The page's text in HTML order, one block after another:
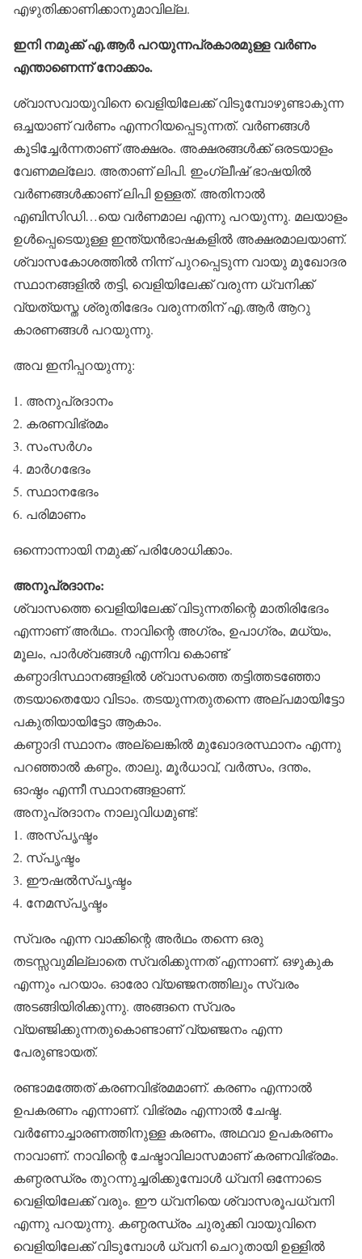
എഴുതിക്കാണിക്കാനുമാവില്ല.
ഇനി നമുക്ക് എ.ആര്‍ പറയുന്നപ്രകാരമുള്ള വര്‍ണം
എന്താണെന്ന് നോക്കാം.
ശ്വാസവായുവിനെ വെളിയിലേക്ക് വിടുമ്പോഴുണ്ടാകുന്ന
ഒച്ചയാണ് വര്‍ണം എന്നറിയപ്പെടുന്നത്. വര്‍ണങ്ങള്‍
കൂടിച്ചേര്‍ന്നതാണ് അക്ഷരം. അക്ഷരങ്ങള്‍ക്ക് ഒരടയാളം
വേണമല്ലോ. അതാണ് ലിപി. ഇംഗ്ലീഷ് ഭാഷയില്‍
വര്‍ണങ്ങള്‍ക്കാണ് ലിപി ഉള്ളത്. അതിനാല്‍
എബിസിഡി…യെ വര്‍ണമാല എന്നു പറയുന്നു. മലയാളം
ഉള്‍പ്പെടെയുള്ള ഇന്ത്യന്‍ഭാഷകളില്‍ അക്ഷരമാലയാണ്.
ശ്വാസകോശത്തില്‍ നിന്ന് പുറപ്പെടുന്ന വായു മുഖോദര
സ്ഥാനങ്ങളില്‍ തട്ടി, വെളിയിലേക്ക് വരുന്ന ധ്വനിക്ക്
വ്യത്യസ്ത ശ്രുതിഭേദം വരുന്നതിന് എ.ആര്‍ ആറു
കാരണങ്ങള്‍ പറയുന്നു.
അവ ഇനിപ്പറയുന്നു:
1. അനുപ്രദാനം
2. കരണവിഭ്രമം
3. സംസര്‍ഗം
4. മാര്‍ഗഭേദം
5. സ്ഥാനഭേദം
6. പരിമാണം
ഒന്നൊന്നായി നമുക്ക് പരിശോധിക്കാം.
അനുപ്രദാനം:
ശ്വാസത്തെ വെളിയിലേക്ക് വിടുന്നതിന്റെ മാതിരിഭേദം
എന്നാണ് അര്‍ഥം. നാവിന്റെ അഗ്രം, ഉപാഗ്രം, മധ്യം,
മൂലം, പാര്‍ശ്വങ്ങള്‍ എന്നിവ കൊണ്ട്
കണ്ഠാദിസ്ഥാനങ്ങളില്‍ ശ്വാസത്തെ തട്ടിത്തടഞ്ഞോ
തടയാതെയോ വിടാം. തടയുന്നതുതന്നെ അല്പമായിട്ടോ
പകുതിയായിട്ടോ ആകാം.
കണ്ഠാദി സ്ഥാനം അല്ലെങ്കില്‍ മുഖോദരസ്ഥാനം എന്നു
പറഞ്ഞാല്‍ കണ്ഠം, താലു, മൂര്‍ധാവ്, വര്‍ത്സം, ദന്തം,
ഓഷ്ഠം എന്നീ സ്ഥാനങ്ങളാണ്.
അനുപ്രദാനം നാലുവിധമുണ്ട്:
1. അസ്പൃഷ്ടം
2. സ്പൃഷ്ടം
3. ഈഷല്‍സ്പൃഷ്ടം
4. നേമസ്പൃഷ്ടം
സ്വരം എന്ന വാക്കിന്റെ അര്‍ഥം തന്നെ ഒരു
തടസ്സവുമില്ലാതെ സ്വരിക്കുന്നത് എന്നാണ്. ഒഴുകുക
എന്നും പറയാം. ഓരോ വ്യഞ്ജനത്തിലും സ്വരം
അടങ്ങിയിരിക്കുന്നു. അങ്ങനെ സ്വരം
വ്യഞ്ജിക്കുന്നതുകൊണ്ടാണ് വ്യഞ്ജനം എന്ന
പേരുണ്ടായത്.
രണ്ടാമത്തേത് കരണവിഭ്രമമാണ്. കരണം എന്നാല്‍
ഉപകരണം എന്നാണ്. വിഭ്രമം എന്നാല്‍ ചേഷ്ട.
വര്‍ണോച്ചാരണത്തിനുള്ള കരണം, അഥവാ ഉപകരണം
നാവാണ്. നാവിന്റെ ചേഷ്ടാവിലാസമാണ് കരണവിഭ്രമം.
കണ്ഠരന്ധ്രം തുറന്നുച്ചരിക്കുമ്പോള്‍ ധ്വനി ഒന്നോടെ
വെളിയിലേക്ക് വരും. ഈ ധ്വനിയെ ശ്വാസരൂപധ്വനി
എന്നു പറയുന്നു. കണ്ഠരന്ധ്രം ചുരുക്കി വായുവിനെ
വെളിയിലേക്ക് വിടുമ്പോള്‍ ധ്വനി ചെറുതായി ഉള്ളില്‍